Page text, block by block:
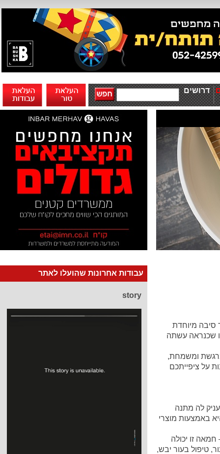
דרושים
עבודות אחרונות שהועלו לאתר
story
סיבה מיוחדת
שכנראה עשתה
ומשמחת,
על ציפייתכם
לה מתנה
באמצעות מוצרי
זו יכולה
טיפול בעור יבש,